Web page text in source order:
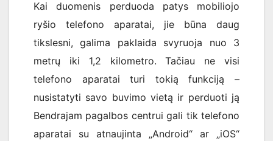
Kai duomenis perduoda patys mobiliojo
ryšio telefono aparatai, jie būna daug
tikslesni, galima paklaida svyruoja nuo 3
metrų iki 1,2 kilometro. Tačiau ne visi
telefono aparatai turi tokią funkciją –
nusistatyti savo buvimo vietą ir perduoti ją
Bendrajam pagalbos centrui gali tik telefono
aparatai su atnaujinta „Android“ ar „iOS“